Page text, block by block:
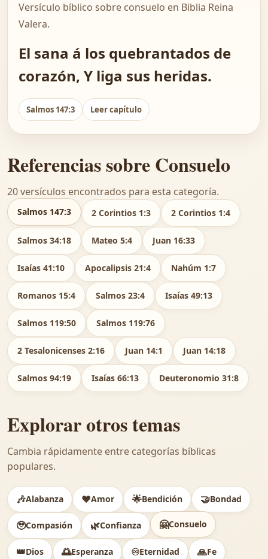
Versículo bíblico sobre consuelo en Biblia Reina
Valera.
El sana á los quebrantados de
corazón, Y liga sus heridas.
Salmos 147:3 Leer capítulo
Referencias sobre Consuelo
20 versículos encontrados para esta categoría.
Salmos 147:3 2 Corintios 1:3 2 Corintios 1:4
Salmos 34:18 Mateo 5:4 Juan 16:33
Isaías 41:10 Apocalipsis 21:4 Nahúm 1:7
Romanos 15:4 Salmos 23:4 Isaías 49:13
Salmos 119:50 Salmos 119:76
2 Tesalonicenses 2:16 Juan 14:1 Juan 14:18
Salmos 94:19 Isaías 66:13 Deuteronomio 31:8
Explorar otros temas
Cambia rápidamente entre categorías bíblicas
populares.
🎶Alabanza ❤️Amor 🌟Bendición 🤝Bondad
🥹Compasión 🌿Confianza 🤗Consuelo
👑Dios 🌅Esperanza ♾️Eternidad 🙏Fe